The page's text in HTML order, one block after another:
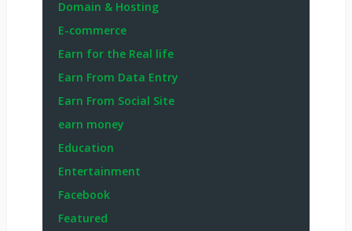
Domain & Hosting
E-commerce
Earn for the Real life
Earn From Data Entry
Earn From Social Site
earn money
Education
Entertainment
Facebook
Featured